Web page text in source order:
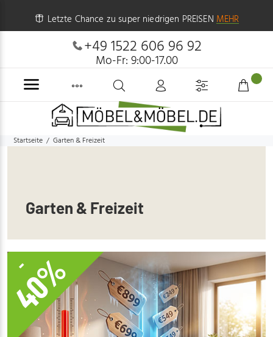
Letzte Chance zu super niedrigen PREISEN MEHR
+49 1522 606 96 92
Mo-Fr: 9:00-17.00
Startseite Garten & Freizeit
Garten & Freizeit
-
40%